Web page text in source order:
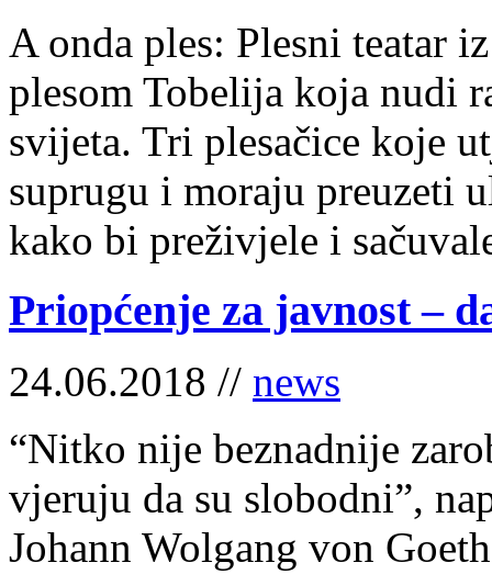
A onda ples: Plesni teatar
plesom Tobelija koja nudi
svijeta. Tri plesačice koje
suprugu i moraju preuzeti
kako bi preživjele i
Priopćenje za javnost –
24.06.2018 // news
“Nitko nije beznadnije
vjeruju da su slobodni”,
Johann Wolgang von